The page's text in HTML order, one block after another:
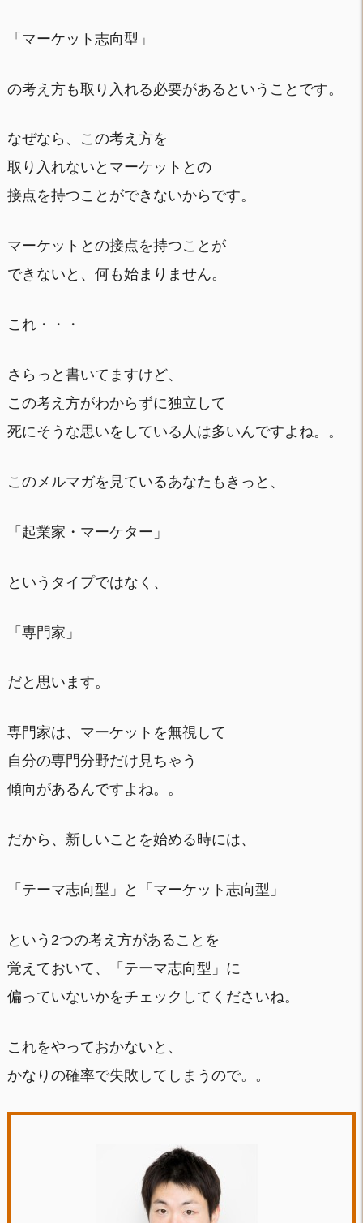
「マーケット志向型」
の考え方も取り入れる必要があるということです。
なぜなら、この考え方を
取り入れないとマーケットとの
接点を持つことができないからです。
マーケットとの接点を持つことが
できないと、何も始まりません。
これ・・・
さらっと書いてますけど、
この考え方がわからずに独立して
死にそうな思いをしている人は多いんですよね。。
このメルマガを見ているあなたもきっと、
「起業家・マーケター」
というタイプではなく、
「専門家」
だと思います。
専門家は、マーケットを無視して
自分の専門分野だけ見ちゃう
傾向があるんですよね。。
だから、新しいことを始める時には、
「テーマ志向型」と「マーケット志向型」
という2つの考え方があることを
覚えておいて、「テーマ志向型」に
偏っていないかをチェックしてくださいね。
これをやっておかないと、
かなりの確率で失敗してしまうので。。